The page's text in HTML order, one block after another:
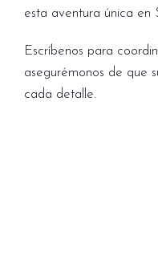
esta aventura única en
Escríbenos para
asegurémonos de que
cada detalle.